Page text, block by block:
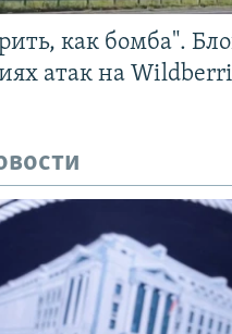
как бомба".
атак на